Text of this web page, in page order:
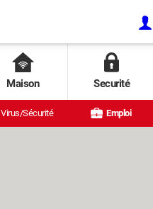
Maison Securité
Virus/Sécurité Emploi